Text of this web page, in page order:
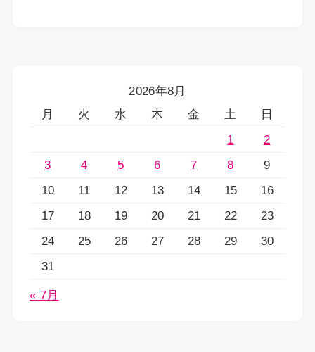
2026年8月
月
火 水 木 金 土
日
1
2
3
4 5 6 7 8
9
10
11 12 13 14 15
16
17
18 19 20 21 22
23
24
25 26 27 28 29
30
31
« 7月